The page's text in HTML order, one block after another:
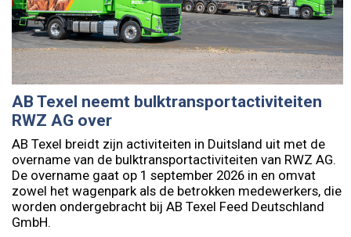
AB Texel neemt bulktransportactiviteiten
RWZ AG over
AB Texel breidt zijn activiteiten in Duitsland uit met de
overname van de bulktransportactiviteiten van RWZ AG.
De overname gaat op 1 september 2026 in en omvat
zowel het wagenpark als de betrokken medewerkers, die
worden ondergebracht bij AB Texel Feed Deutschland
GmbH.